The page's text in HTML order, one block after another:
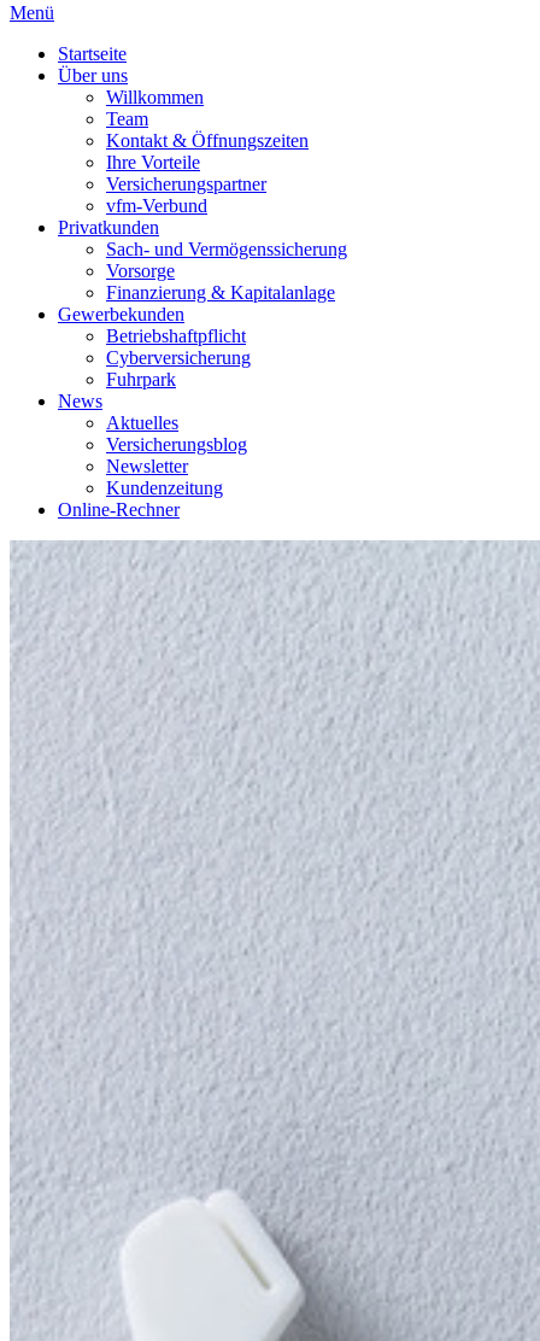
Menü
Startseite
Über uns
Willkommen
Team
Kontakt & Öffnungszeiten
Ihre Vorteile
Versicherungspartner
vfm-Verbund
Privatkunden
Sach- und Vermögenssicherung
Vorsorge
Finanzierung & Kapitalanlage
Gewerbekunden
Betriebshaftpflicht
Cyberversicherung
Fuhrpark
News
Aktuelles
Versicherungsblog
Newsletter
Kundenzeitung
Online-Rechner